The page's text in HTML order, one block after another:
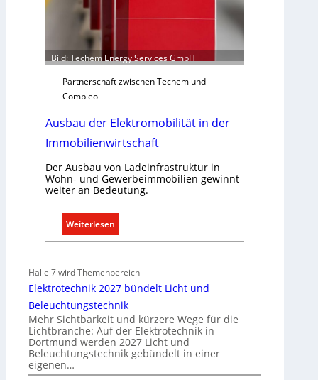
h
t
e
a
s
e
n
n
r
g
e
l
n
Bild: Techem Energy Services GmbH
Partnerschaft zwischen Techem und
Compleo
Ausbau der Elektromobilität in der
Immobilienwirtschaft
Der Ausbau von Ladeinfrastruktur in
Wohn- und Gewerbeimmobilien gewinnt
weiter an Bedeutung.
Weiterlesen
A
s
b
u
d
e
r
E
Halle 7 wird Themenbereich
Elektrotechnik 2027 bündelt Licht und
Beleuchtungstechnik
Mehr Sichtbarkeit und kürzere Wege für die
Lichtbranche: Auf der Elektrotechnik in
Dortmund werden 2027 Licht und
Beleuchtungstechnik gebündelt in einer
eigenen…